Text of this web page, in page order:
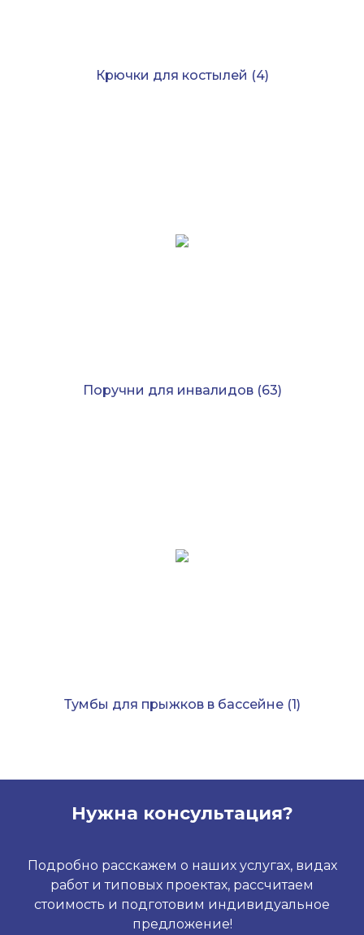
Крючки для костылей (4)
Поручни для инвалидов (63)
Тумбы для прыжков в бассейне (1)
Нужна консультация?
Подробно расскажем о наших услугах, видах
работ и типовых проектах, рассчитаем
стоимость и подготовим индивидуальное
предложение!